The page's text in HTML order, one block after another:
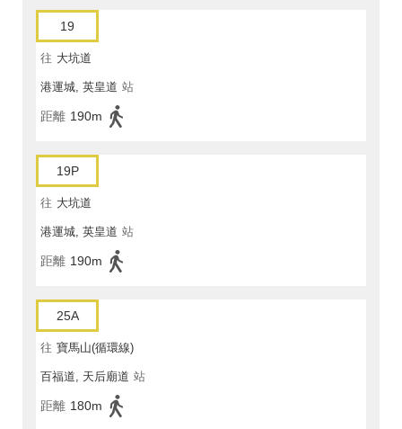
19
往 大坑道
港運城, 英皇道 站
距離 190m
19P
往 大坑道
港運城, 英皇道 站
距離 190m
25A
往 寶馬山(循環線)
百福道, 天后廟道 站
距離 180m